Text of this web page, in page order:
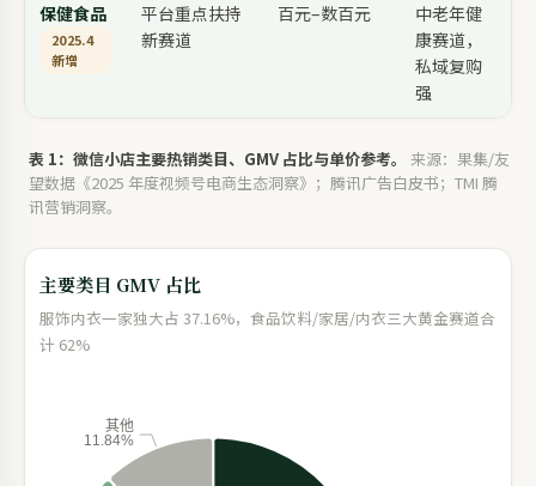
保健食品
2025.4
新增
平台重点扶持
新赛道
百元–数百元
中老年健
康赛道，
私域复购
强
表 1：微信小店主要热销类目、GMV 占比与单价参考。
来源：果集/友
望数据《2025 年度视频号电商生态洞察》；腾讯广告白皮书；TMI 腾
讯营销洞察。
主要类目 GMV 占比
服饰内衣一家独大占 37.16%，食品饮料/家居/内衣三大黄金赛道合
计 62%